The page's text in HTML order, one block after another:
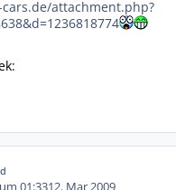
attachment.php?